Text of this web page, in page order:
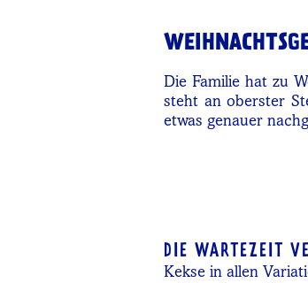
Die Familie hat zu
steht an oberster
etwas genauer
DIE WARTEZEIT
Kekse in allen